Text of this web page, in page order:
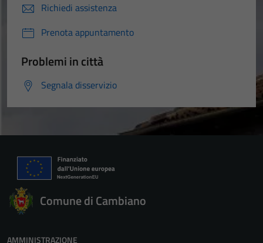
Richiedi assistenza
Prenota appuntamento
Problemi in città
Segnala disservizio
Comune di Cambiano
AMMINISTRAZIONE